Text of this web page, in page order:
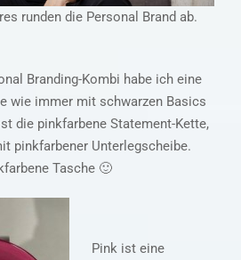
runden die Personal Brand ab.
Branding-Kombi habe ich eine
wie immer mit schwarzen Basics
die pinkfarbene Statement-Kette,
pinkfarbener Unterlegscheibe.
Tasche 🙂
Pink ist eine